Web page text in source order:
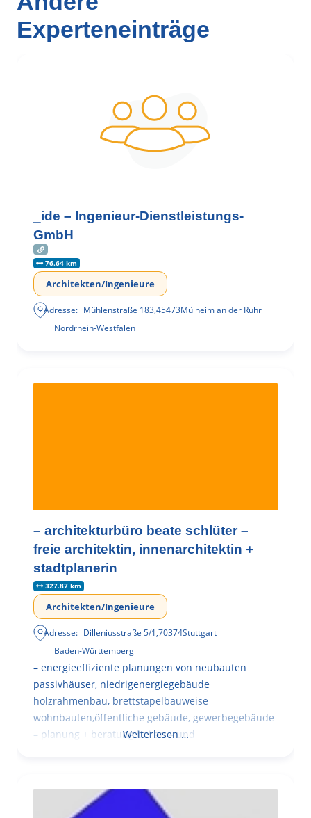
Experteneinträge
_ide – Ingenieur-Dienstleistungs-
GmbH
76.64 km
Architekten/Ingenieure
Adresse: Mühlenstraße 183,45473Mülheim an der Ruhr
Nordrhein-Westfalen
– architekturbüro beate schlüter –
freie architektin, innenarchitektin +
stadtplanerin
327.87 km
Architekten/Ingenieure
Adresse: Dilleniusstraße 5/1,70374Stuttgart
Baden-Württemberg
– energieeffiziente planungen von neubauten
passivhäuser, niedrigenergiegebäude
holzrahmenbau, brettstapelbauweise
wohnbauten,öffentliche gebäude, gewerbegebäude
– planung + beratung bei an – und
Weiterlesen …